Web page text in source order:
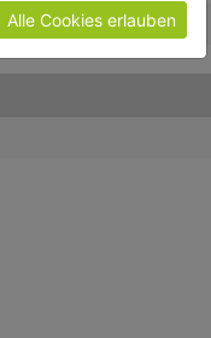
Alle Cookies erlauben